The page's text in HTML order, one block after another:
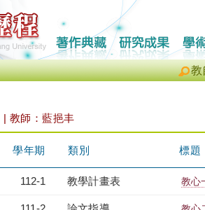
教
教師：藍挹丰
學年期 類別 標題
112-1 教學計畫表 教心